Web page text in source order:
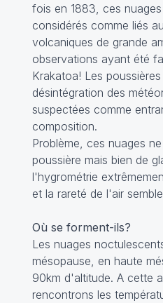
fois en 1883, ces
considérés comme liés
volcaniques de grande
observations ayant été
Krakatoa! Les
désintégration des
suspectées comme
composition.
Problème, ces nuages
poussière mais bien de
l'hygrométrie
et la rareté de l'air
Où se forment-ils?
Les nuages
mésopause, en haute
90km d'altitude. A cette
rencontrons les